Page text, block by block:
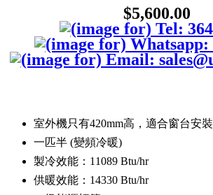
$5,600.00
室外機只有420mm高，適合窗台安裝
一匹半 (變頻冷暖)
製冷效能：11089 Btu/hr
供暖效能：14330 Btu/hr